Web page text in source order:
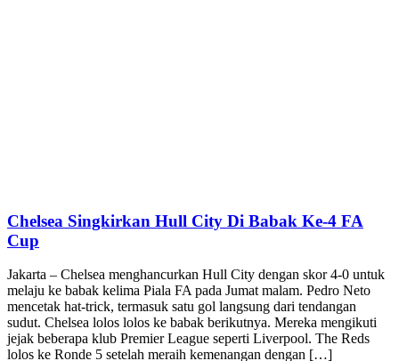
Chelsea Singkirkan Hull City Di Babak Ke-4 FA
Cup
Jakarta – Chelsea menghancurkan Hull City dengan skor 4-0 untuk
melaju ke babak kelima Piala FA pada Jumat malam. Pedro Neto
mencetak hat-trick, termasuk satu gol langsung dari tendangan
sudut. Chelsea lolos lolos ke babak berikutnya. Mereka mengikuti
jejak beberapa klub Premier League seperti Liverpool. The Reds
lolos ke Ronde 5 setelah meraih kemenangan dengan […]